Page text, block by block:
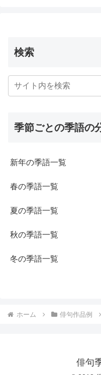
検索
季節ごとの季語の
新年の季語一覧
春の季語一覧
夏の季語一覧
秋の季語一覧
冬の季語一覧
ホーム 俳句作品例
俳句